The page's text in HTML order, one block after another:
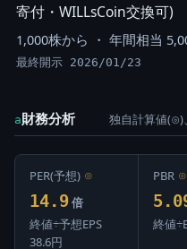
寄付・WILLsCoin交換可)
1,000株から ・ 年間相当
最終開示 2026/01/23
a財務分析 独自計算値(⊙)
PER(予想) ⊙
14.9 倍
終値÷予想EPS
38.6円
PBR ⊙
終値